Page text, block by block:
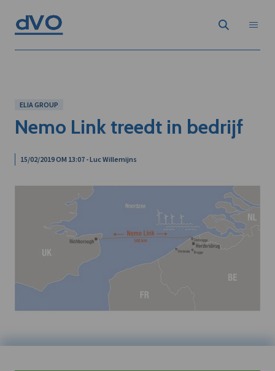
ELIA GROUP
Nemo Link treedt in bedrijf
15/02/2019 OM 13:07 - Luc Willemijns